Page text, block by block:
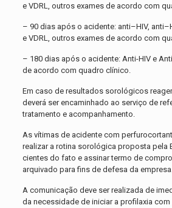
e VDRL, outros exames de acordo com
– 90 dias após o acidente: anti–HIV,
e VDRL, outros exames de acordo com
– 180 dias após o acidente: Anti-HIV e
de acordo com quadro clínico.
Em caso de resultados sorológicos
deverá ser encaminhado ao serviço de
tratamento e acompanhamento.
As vítimas de acidente com
realizar a rotina sorológica proposta pela
cientes do fato e assinar termo de
arquivado para fins de defesa da
A comunicação deve ser realizada de
da necessidade de iniciar a profilaxia com